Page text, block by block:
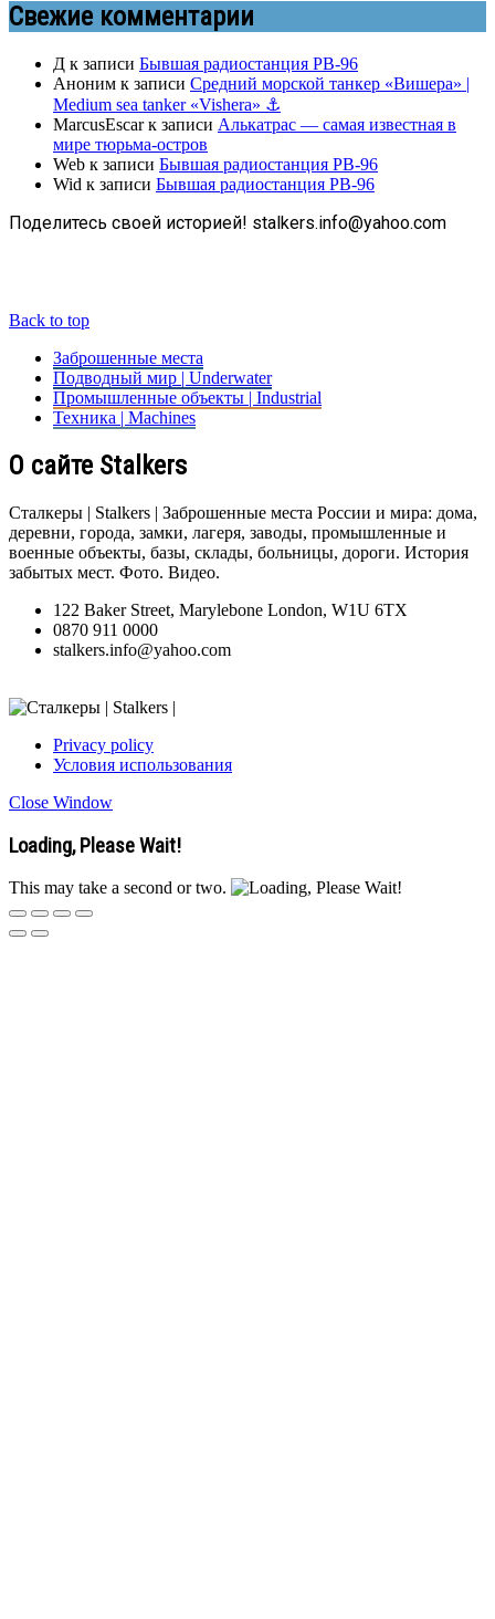
Свежие комментарии
Д к записи Бывшая радиостанция РВ-96
Аноним к записи Средний морской танкер «Вишера» |
Medium sea tanker «Vishera» ⚓
MarcusEscarк записи Алькатрас — самая известная в
мире тюрьма-остров
Web к записи Бывшая радиостанция РВ-96
Wid к записи Бывшая радиостанция РВ-96
Поделитесь своей историей! stalkers.info@yahoo.com
Back to top
Заброшенные места
Подводный мир | Underwater
Промышленные объекты | Industrial
Техника | Machines
О сайте Stalkers
Сталкеры | Stalkers | Заброшенные места России и мира: дома,
деревни, города, замки, лагеря, заводы, промышленные и
военные объекты, базы, склады, больницы, дороги. История
забытых мест. Фото. Видео.
122 Baker Street, Marylebone London, W1U 6TX
0870 911 0000
stalkers.info@yahoo.com
Privacy policy
Условия использования
Close Window
Loading, Please Wait!
This may take a second or two.